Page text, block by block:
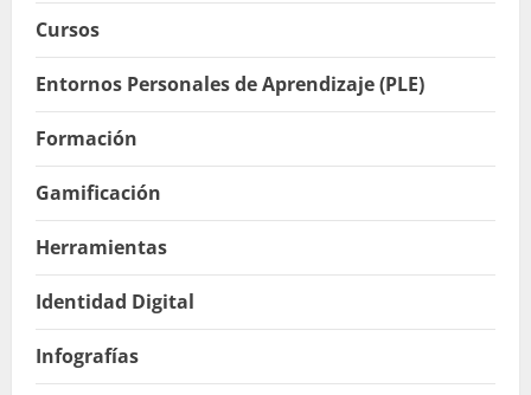
Cursos
Entornos Personales de Aprendizaje (PLE)
Formación
Gamificación
Herramientas
Identidad Digital
Infografías